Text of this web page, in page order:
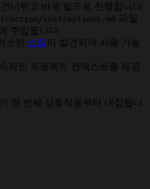
너뛰고 바로 빌드로 진행합니다
instructions.md
파일
주입됩니다
스텀 스킬 이 발견되어 사용 가능
적인 프로젝트 컨텍스트를 제공
첫 번째 상호작용부터 내장됩니